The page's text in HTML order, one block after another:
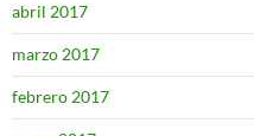
abril 2017
marzo 2017
febrero 2017